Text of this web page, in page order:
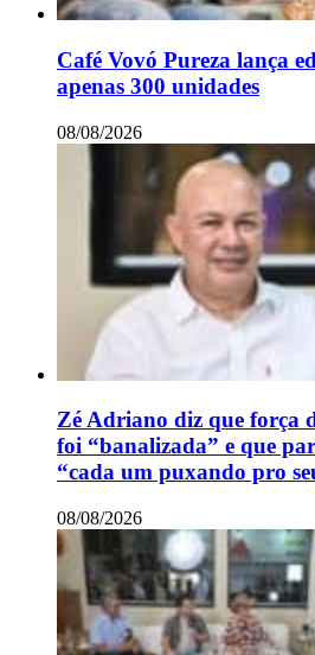
Café Vovó Pureza lança
apenas 300 unidades
08/08/2026
Zé Adriano diz que força
foi “banalizada” e que
“cada um puxando pro
08/08/2026